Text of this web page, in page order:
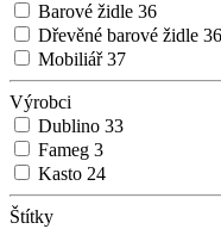
Barové židle 36
Dřevěné barové židle 36
Mobiliář37
Výrobci
Dublino 33
Fameg 3
Kasto 24
Štítky